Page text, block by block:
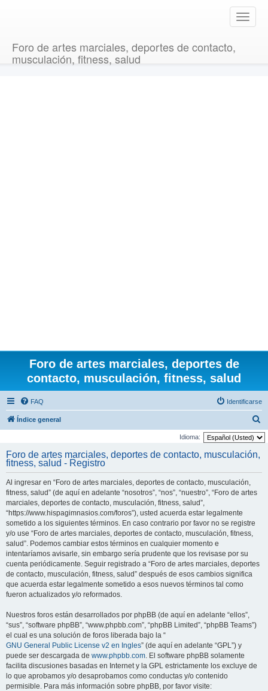
T
o
Foro de artes marciales, deportes de contacto,
musculación, fitness, salud
Foro de artes marciales, deportes de
contacto, musculación, fitness, salud
FAQ Identificarse
Índice general
u
Idioma:
Foro de artes marciales, deportes de contacto, musculación,
fitness, salud - Registro
Al ingresar en “Foro de artes marciales, deportes de contacto, musculación,
fitness, salud” (de aquí en adelante “nosotros”, “nos”, “nuestro”, “Foro de artes
marciales, deportes de contacto, musculación, fitness, salud”,
“https://www.hispagimnasios.com/foros”), usted acuerda estar legalmente
sometido a los siguientes términos. En caso contrario por favor no se registre
y/o use “Foro de artes marciales, deportes de contacto, musculación, fitness,
salud”. Podemos cambiar estos términos en cualquier momento e
intentaríamos avisarle, sin embargo sería prudente que los revisase por su
cuenta periódicamente. Seguir registrado a “Foro de artes marciales, deportes
de contacto, musculación, fitness, salud” después de esos cambios significa
que acuerda estar legalmente sometido a esos nuevos términos tal como
fueron actualizados y/o reformados.
Nuestros foros están desarrollados por phpBB (de aquí en adelante “ellos”,
“sus”, “software phpBB”, “www.phpbb.com”, “phpBB Limited”, “phpBB Teams”)
el cual es una solución de foros liberada bajo la “
GNU General Public License v2 en Ingles” (de aquí en adelante “GPL”) y
puede ser descargada de www.phpbb.com. El software phpBB solamente
facilita discusiones basadas en Internet y la GPL estrictamente los excluye de
lo que aprobamos y/o desaprobamos como conductas y/o contenido
permisible. Para más información sobre phpBB, por favor visite: